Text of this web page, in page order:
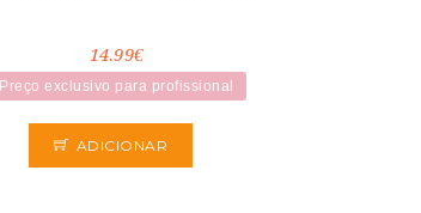
14.99€
Preço exclusivo para profissional
ADICIONAR